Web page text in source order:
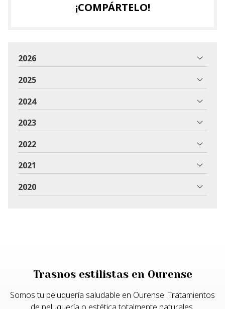
¡COMPÁRTELO!
2026
2025
2024
2023
2022
2021
2020
Trasnos estilistas en Ourense
Somos tu peluquería saludable en Ourense. Tratamientos